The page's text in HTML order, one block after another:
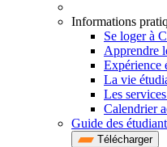
Informations
Se loger à
Apprendre
Expérience
La vie
Les
Calendrier
Guide des
Télécharger